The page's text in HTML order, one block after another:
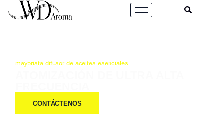
mayorista difusor de aceites esenciales
CONTÁCTENOS